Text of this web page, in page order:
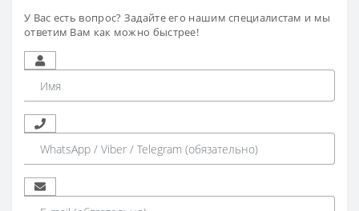
У Вас есть вопрос? Задайте его нашим специалистам и мы
ответим Вам как можно быстрее!